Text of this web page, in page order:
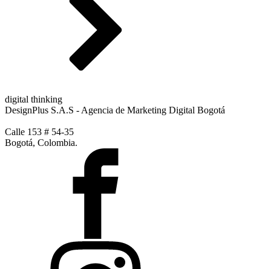
digital thinking
DesignPlus S.A.S - Agencia de Marketing Digital Bogotá
Calle 153 # 54-35
Bogotá, Colombia.